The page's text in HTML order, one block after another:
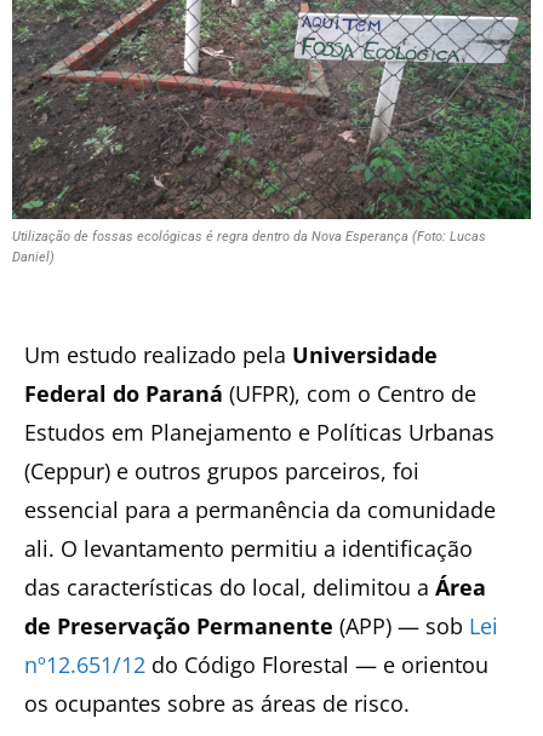
Utilização de fossas ecológicas é regra dentro da Nova Esperança (Foto: Lucas
Daniel)
Um estudo realizado pela Universidade
Federal do Paraná (UFPR), com o Centro de
Estudos em Planejamento e Políticas Urbanas
(Ceppur) e outros grupos parceiros, foi
essencial para a permanência da comunidade
ali. O levantamento permitiu a identificação
das características do local, delimitou a Área
de Preservação Permanente (APP) — sob Lei
nº12.651/12 do Código Florestal — e orientou
os ocupantes sobre as áreas de risco.